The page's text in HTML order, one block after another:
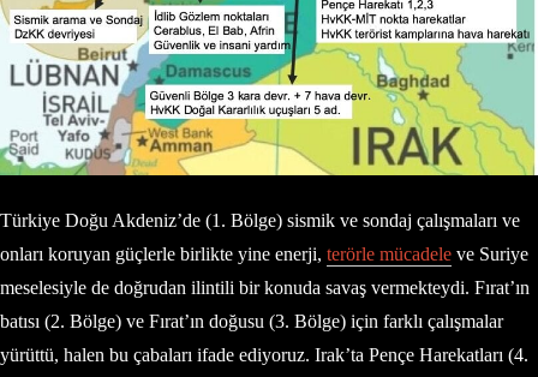
Türkiye Doğu Akdeniz’de (1. Bölge) sismik ve sondaj çalışmaları ve
onları koruyan güçlerle birlikte yine enerji, terörle mücadele ve Suriye
meselesiyle de doğrudan ilintili bir konuda savaş vermekteydi. Fırat’ın
batısı (2. Bölge) ve Fırat’ın doğusu (3. Bölge) için farklı çalışmalar
yürüttü, halen bu çabaları ifade ediyoruz. Irak’ta Pençe Harekatları (4.